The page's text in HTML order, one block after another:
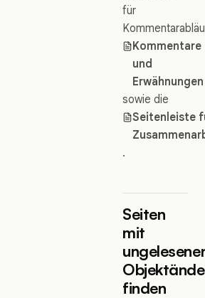
für
Kommentare
und
Erwähnungen
sowie die
Seitenleiste
.
Seiten
mit
finden